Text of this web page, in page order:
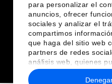
para personalizar el
anuncios, ofrecer
sociales y analizar el
compartimos
que haga del sitio web
partners de redes
análisis web, quienes
combinarla con otra
haya proporcionado o